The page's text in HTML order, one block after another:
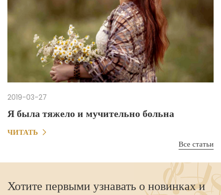
2019-03-27
Я была тяжело и мучительно больна
ЧИТАТЬ
Все статьи
Хотите первыми узнавать о новинках и